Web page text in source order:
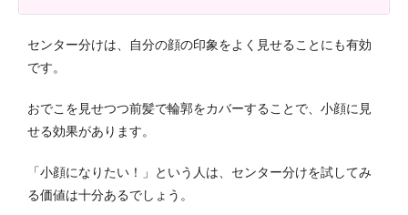
センター分けは、自分の顔の印象をよく見せることにも有効
です。
おでこを見せつつ前髪で輪郭をカバーすることで、小顔に見
せる効果があります。
「小顔になりたい！」という人は、センター分けを試してみ
る価値は十分あるでしょう。